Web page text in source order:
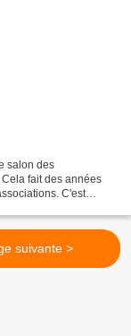
salon des
fait des années
C'est
suivante >